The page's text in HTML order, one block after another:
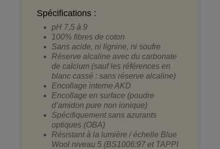
Spécifications :
pH 7,5 à 9
100% fibres de coton
Sans acide, ni lignine, ni soufre
Réserve alcaline avec du carbonate
de calcium (sauf les références en
blanc cassé : sans réserve alcaline)
Encollage interne AKD
Encollage en surface (poudre
d’amidon pure non ionique)
Spécifiquement sans azurants
optiques (OBA)
Résistant à la lumière / échelle Blue
Wool niveau 5 (BS1006:97 et TAPPI